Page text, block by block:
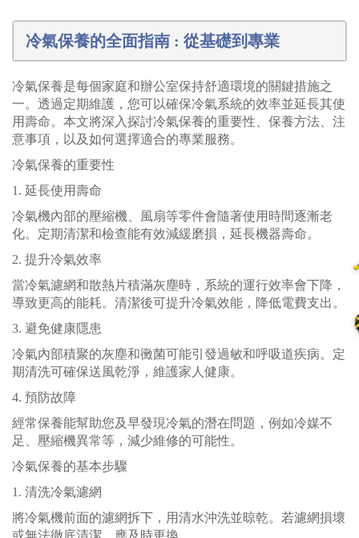
冷氣保養的全面指南 : 從基礎到專業
冷氣保養是每個家庭和辦公室保持舒適環境的關鍵措施之
一。透過定期維護，您可以確保冷氣系統的效率並延長其使
用壽命。本文將深入探討冷氣保養的重要性、保養方法、注
意事項，以及如何選擇適合的專業服務。
冷氣保養的重要性
1. 延長使用壽命
冷氣機內部的壓縮機、風扇等零件會隨著使用時間逐漸老
化。定期清潔和檢查能有效減緩磨損，延長機器壽命。
2. 提升冷氣效率
當冷氣濾網和散熱片積滿灰塵時，系統的運行效率會下降，
導致更高的能耗。清潔後可提升冷氣效能，降低電費支出。
3. 避免健康隱患
冷氣內部積聚的灰塵和黴菌可能引發過敏和呼吸道疾病。定
期清洗可確保送風乾淨，維護家人健康。
4. 預防故障
經常保養能幫助您及早發現冷氣的潛在問題，例如冷媒不
足、壓縮機異常等，減少維修的可能性。
冷氣保養的基本步驟
1. 清洗冷氣濾網
將冷氣機前面的濾網拆下，用清水沖洗並晾乾。若濾網損壞
或無法徹底清潔，應及時更換。